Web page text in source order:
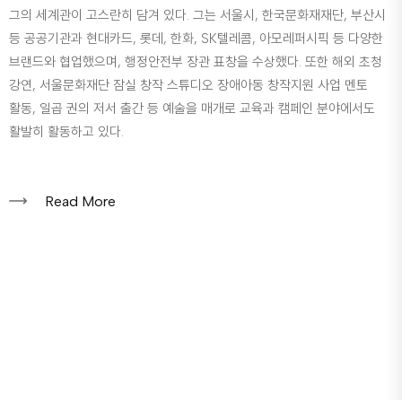
그의 세계관이 고스란히 담겨 있다. 그는 서울시, 한국문화재재단, 부산시
등 공공기관과 현대카드, 롯데, 한화, SK텔레콤, 아모레퍼시픽 등 다양한
브랜드와 협업했으며, 행정안전부 장관 표창을 수상했다. 또한 해외 초청
강연, 서울문화재단 잠실 창작 스튜디오 장애아동 창작지원 사업 멘토
활동, 일곱 권의 저서 출간 등 예술을 매개로 교육과 캠페인 분야에서도
활발히 활동하고 있다.
Read More